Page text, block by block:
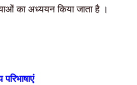
का अध्ययन किया जाता है ।